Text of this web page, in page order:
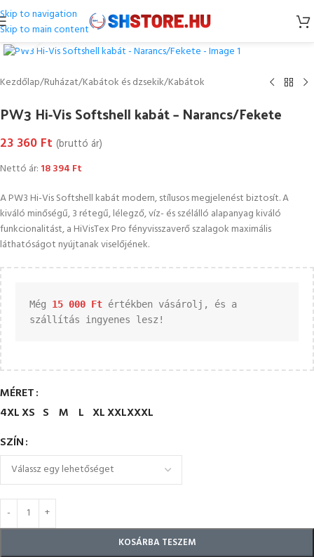
Skip to navigation
Skip to main content
Kattintson a nagyításhoz
Kezdőlap/Ruházat/Kabátok és dzsekik/Kabátok
PW3 Hi-Vis Softshell kabát – Narancs/Fekete
23 360 Ft (bruttó ár)
Nettó ár: 18 394 Ft
A PW3 Hi-Vis Softshell kabát modern, stílusos megjelenést biztosít. A
kiváló minőségű, 3 rétegű, lélegző, víz- és szélálló alapanyag kiváló
funkcionalitást, a HiVisTex Pro fényvisszaverő szalagok maximális
láthatóságot nyújtanak viselőjének.
Még 15 000 Ft értékben vásárolj, és a
szállítás ingyenes lesz!
MÉRET
4XLXS S M L XLXXLXXXL
SZÍN
KOSÁRBA TESZEM